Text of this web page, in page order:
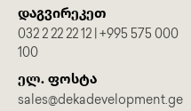
დაგვირეკეთ
032 2 22 22 12 | +995 575 000
100
ელ. ფოსტა
sales@dekadevelopment.ge